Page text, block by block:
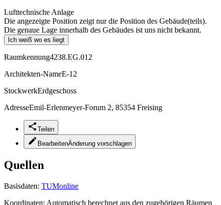
Lufttechnische Anlage
Die angezeigte Position zeigt nur die Position des Gebäude(teils).
Die genaue Lage innerhalb des Gebäudes ist uns nicht bekannt.
Ich weiß wo es liegt
Raumkennung4238.EG.012
Architekten-NameE-12
StockwerkErdgeschoss
AdresseEmil-Erlenmeyer-Forum 2, 85354 Freising
Teilen
BearbeitenÄnderung vorschlagen
Quellen
Basisdaten: TUMonline
Koordinaten: Automatisch berechnet aus den zugehörigen Räumen